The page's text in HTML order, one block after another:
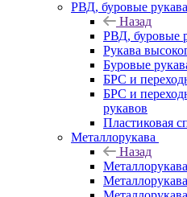
РВД, буровые
Назад
РВД, буровые
Рукава
Буровые
БРС и
БРС и
рукавов
Пластиковая
Металлорукава
Назад
Металлорукава